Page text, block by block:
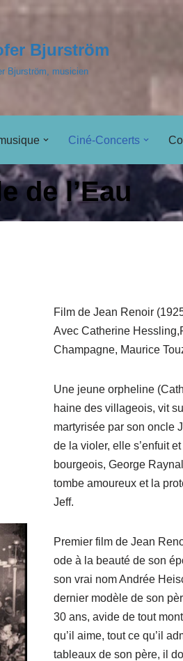
Bjurström
Bjurström, musicien
Ciné-Concerts
de l’Eau
Film de Jean Renoir
Avec Catherine
Champagne, Maurice
Une jeune orpheline
haine des villageois, vit
martyrisée par son oncle
de la violer, elle s’enfuit
bourgeois, George
tombe amoureux et la
Jeff.
Premier film de Jean
ode à la beauté de son
son vrai nom Andrée
dernier modèle de son
30 ans, avide de tout
qu’il aime, tout ce qu’il
tableaux de son père, il